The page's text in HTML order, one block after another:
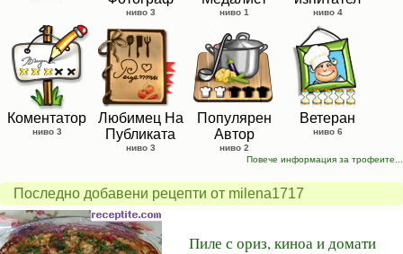
ниво 3 ниво 1 ниво 4
Коментатор
ниво 3
Любимец На
Публиката
ниво 3
Популярен
Автор
ниво 2
Ветеран
ниво 6
Повече информация за трофеите...
Последно добавени рецепти от milena1717
Пиле с ориз, киноа и домати